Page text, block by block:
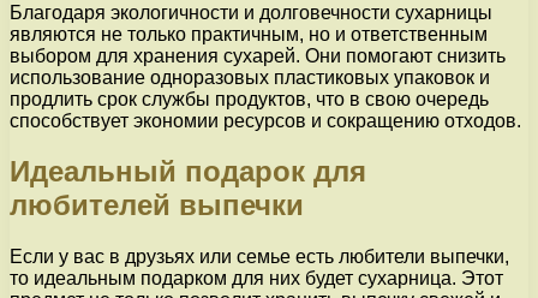
Благодаря экологичности и долговечности сухарницы
являются не только практичным, но и ответственным
выбором для хранения сухарей. Они помогают снизить
использование одноразовых пластиковых упаковок и
продлить срок службы продуктов, что в свою очередь
способствует экономии ресурсов и сокращению отходов.
Идеальный подарок для
любителей выпечки
Если у вас в друзьях или семье есть любители выпечки,
то идеальным подарком для них будет сухарница. Этот